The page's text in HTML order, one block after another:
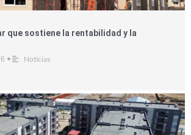
que sostiene la rentabilidad y la
• Noticias